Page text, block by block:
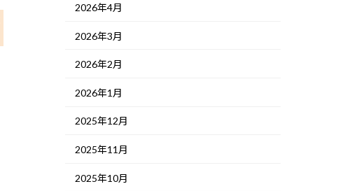
2026年4月
2026年3月
2026年2月
2026年1月
2025年12月
2025年11月
2025年10月